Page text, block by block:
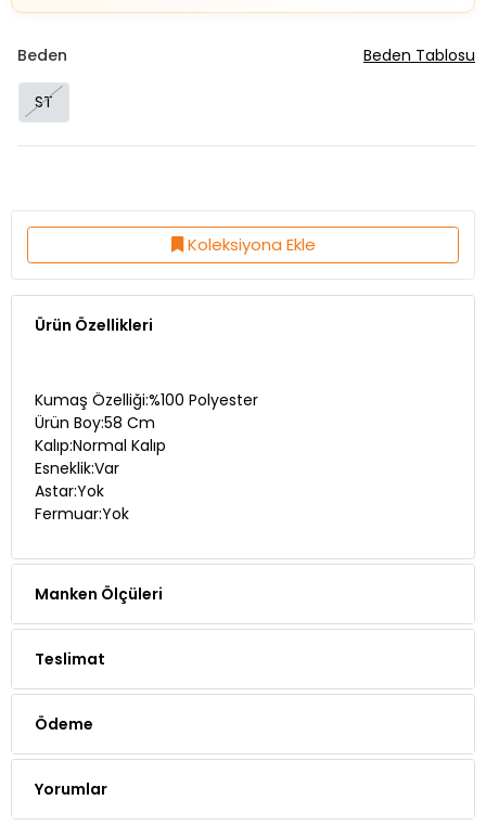
Beden
ST
Beden Tablosu
Koleksiyona Ekle
Ürün Özellikleri
Kumaş Özelliği:%100 Polyester
Ürün Boy:58 Cm
Kalıp:Normal Kalıp
Esneklik:Var
Astar:Yok
Fermuar:Yok
Manken Ölçüleri
Teslimat
Ödeme
Yorumlar